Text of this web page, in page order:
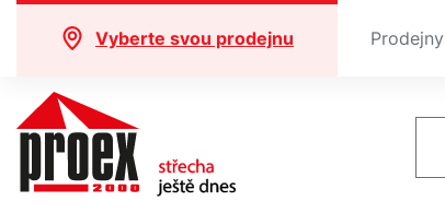
Vyberte svou prodejnu Prodejny